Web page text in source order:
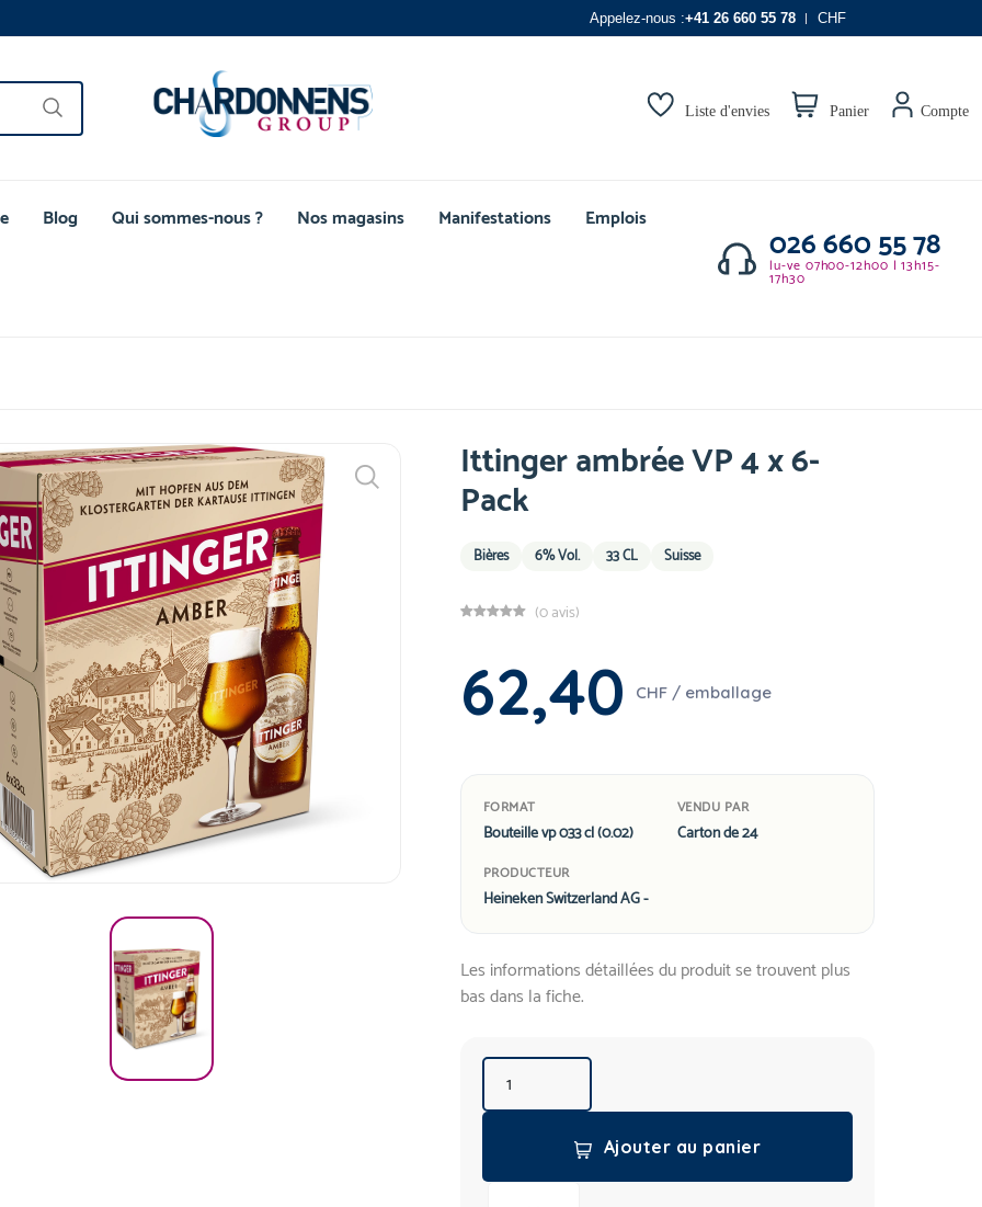
Appelez-nous :+41 26 660 55 78 CHF
Liste d'envies Panier Compte
Blog Qui sommes-nous ? Nos magasins Manifestations Emplois
026 660 55 78
lu-ve 07h00-12h00 | 13h15-
17h30
Ittinger ambrée VP 4 x 6-
Pack
Bières 6% Vol. 33 CL Suisse
(0 avis)
62,40 CHF / emballage
FORMAT
Bouteille vp 033 cl (0.02)
VENDU PAR
Carton de 24
PRODUCTEUR
Heineken Switzerland AG -
Les informations détaillées du produit se trouvent plus
bas dans la fiche.
Ajouter au panier